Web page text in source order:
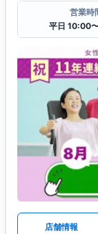
営業時
平日 10:00
店舗情報